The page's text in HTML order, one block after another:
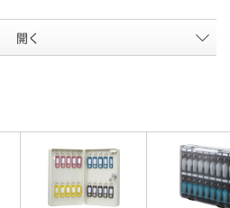
開く